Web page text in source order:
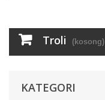
Troli (kosong)
KATEGORI